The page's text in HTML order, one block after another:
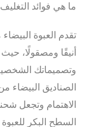
ما هي فوائد
تقدم العبوة
أنيقًا ومصقولًا،
وتصميماتك
الصناديق البيضاء
الاهتمام وتجعل
السطح البكر